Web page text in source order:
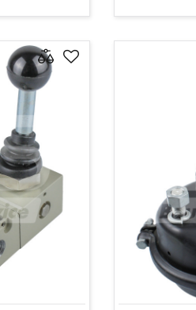
В КОРЗИНУ